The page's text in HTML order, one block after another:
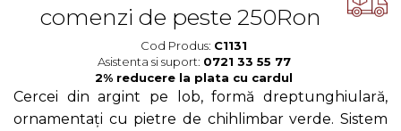
comenzi de peste 250Ron
Cercei din argint pe lob, formă dreptunghiulară,
ornamentați cu pietre de chihlimbar verde. Sistem
Cod Produs: C1131
Asistenta si suport: 0721 33 55 77